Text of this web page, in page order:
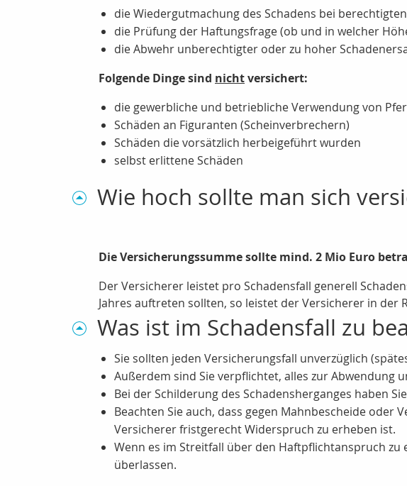
die Wiedergutmachung des Schadens bei
die Prüfung der Haftungsfrage (ob und in welcher
die Abwehr unberechtigter oder zu hoher
Folgende Dinge sind nichtversichert:
die gewerbliche und betriebliche Verwendung von
Schäden an Figuranten (Scheinverbrechern)
Schäden die vorsätzlich herbeigeführt wurden
selbst erlittene Schäden
Wie hoch sollte man sich
Die Versicherungssumme sollte mind. 2 Mio Euro
Der Versicherer leistet pro Schadensfall generell
Jahres auftreten sollten, so leistet der Versicherer in
Was ist im Schadensfall zu
Sie sollten jeden Versicherungsfall unverzüglich
Außerdem sind Sie verpflichtet, alles zur Abwendung
Bei der Schilderung des Schadensherganges haben
Beachten Sie auch, dass gegen Mahnbescheide
Versicherer fristgerecht Widerspruch zu erheben ist.
Wenn es im Streitfall über den Haftpflichtanspruch
überlassen.